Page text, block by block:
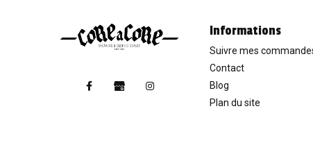
Informations
Suivre mes
Contact
Blog
Plan du site